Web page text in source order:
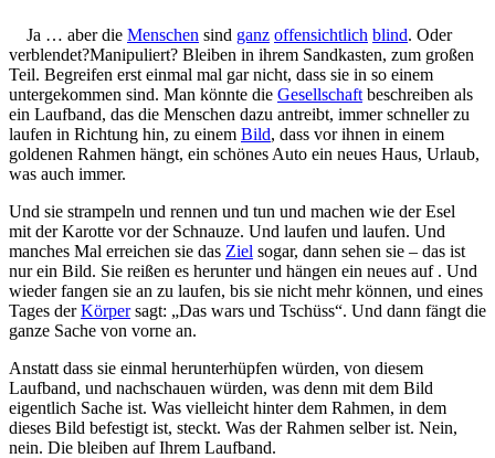
Ja … aber die Menschen sind ganz offensichtlich blind. Oder
verblendet?Manipuliert? Bleiben in ihrem Sandkasten, zum großen
Teil. Begreifen erst einmal mal gar nicht, dass sie in so einem
untergekommen sind. Man könnte die Gesellschaft beschreiben als
ein Laufband, das die Menschen dazu antreibt, immer schneller zu
laufen in Richtung hin, zu einem Bild, dass vor ihnen in einem
goldenen Rahmen hängt, ein schönes Auto ein neues Haus, Urlaub,
was auch immer.
Und sie strampeln und rennen und tun und machen wie der Esel
mit der Karotte vor der Schnauze. Und laufen und laufen. Und
manches Mal erreichen sie das Ziel sogar, dann sehen sie – das ist
nur ein Bild. Sie reißen es herunter und hängen ein neues auf . Und
wieder fangen sie an zu laufen, bis sie nicht mehr können, und eines
Tages derKörpersagt: „Das wars und Tschüss“. Und dann fängt die
ganze Sache von vorne an.
Anstatt dass sie einmal herunterhüpfen würden, von diesem
Laufband, und nachschauen würden, was denn mit dem Bild
eigentlich Sache ist. Was vielleicht hinter dem Rahmen, in dem
dieses Bild befestigt ist, steckt. Was der Rahmen selber ist. Nein,
nein. Die bleiben auf Ihrem Laufband.